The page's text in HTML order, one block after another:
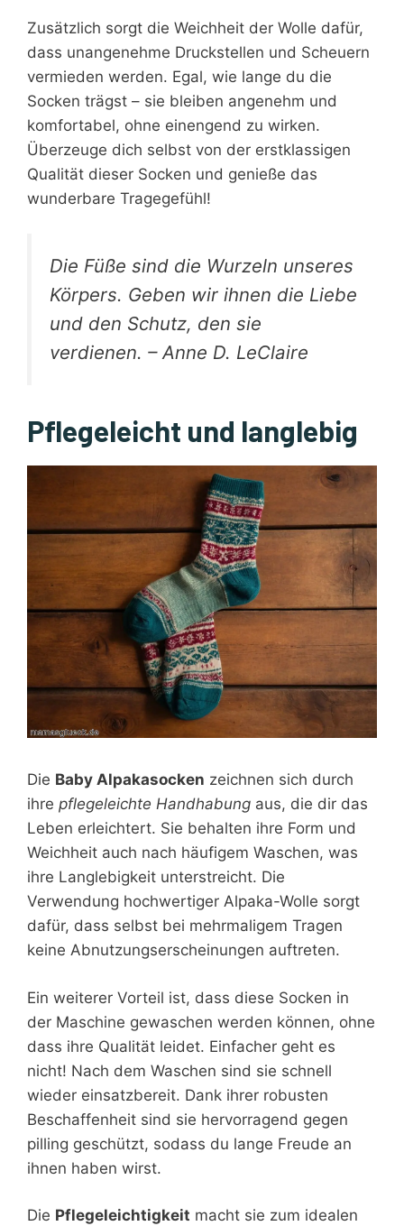
Zusätzlich sorgt die Weichheit der Wolle dafür,
dass unangenehme Druckstellen und Scheuern
vermieden werden. Egal, wie lange du die
Socken trägst – sie bleiben angenehm und
komfortabel, ohne einengend zu wirken.
Überzeuge dich selbst von der erstklassigen
Qualität dieser Socken und genieße das
wunderbare Tragegefühl!
Die Füße sind die Wurzeln unseres
Körpers. Geben wir ihnen die Liebe
und den Schutz, den sie
verdienen. – Anne D. LeClaire
Pflegeleicht und langlebig
Die Baby Alpakasocken zeichnen sich durch
ihre pflegeleichte Handhabung aus, die dir das
Leben erleichtert. Sie behalten ihre Form und
Weichheit auch nach häufigem Waschen, was
ihre Langlebigkeit unterstreicht. Die
Verwendung hochwertiger Alpaka-Wolle sorgt
dafür, dass selbst bei mehrmaligem Tragen
keine Abnutzungserscheinungen auftreten.
Ein weiterer Vorteil ist, dass diese Socken in
der Maschine gewaschen werden können, ohne
dass ihre Qualität leidet. Einfacher geht es
nicht! Nach dem Waschen sind sie schnell
wieder einsatzbereit. Dank ihrer robusten
Beschaffenheit sind sie hervorragend gegen
pilling geschützt, sodass du lange Freude an
ihnen haben wirst.
Die Pflegeleichtigkeit macht sie zum idealen